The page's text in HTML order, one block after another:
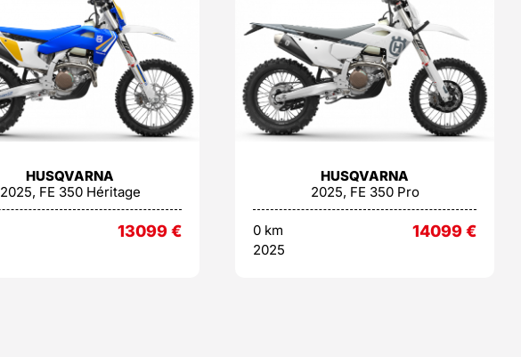
HUSQVARNA
2025, FE 350 Héritage
13099€
HUSQVARNA
2025, FE 350 Pro
0 km
2025
14099€